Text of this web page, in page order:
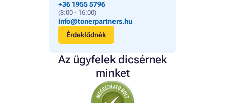
+36 1955 5796
(8:00 - 16:00)
info@tonerpartners.hu
Érdeklődnék
Az ügyfelek dicsérnek
minket